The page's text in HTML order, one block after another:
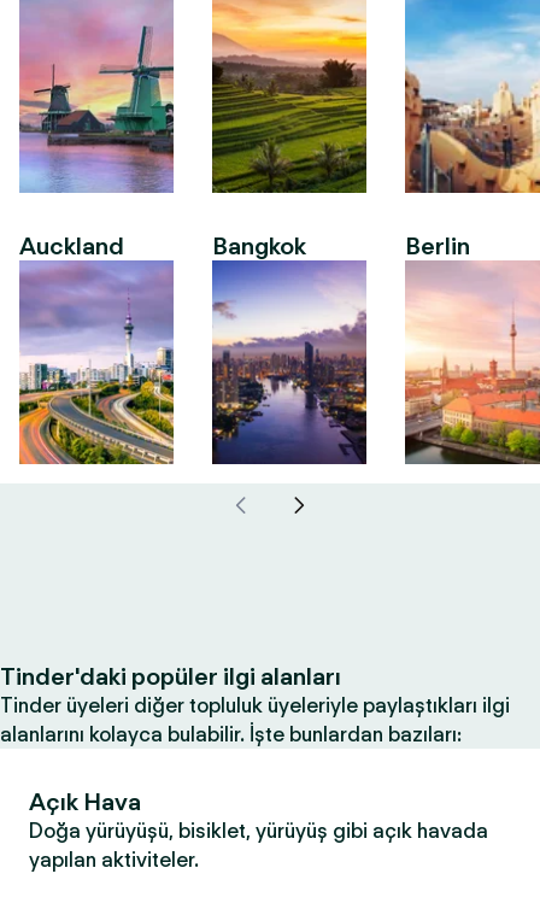
Auckland Bangkok Berlin
Tinder'daki popüler ilgi alanları
Tinder üyeleri diğer topluluk üyeleriyle paylaştıkları ilgi
alanlarını kolayca bulabilir. İşte bunlardan bazıları:
Açık Hava
Doğa yürüyüşü, bisiklet, yürüyüş gibi açık havada
yapılan aktiviteler.